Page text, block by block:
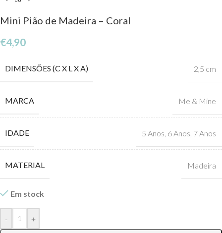
Mini Pião de Madeira – Coral
€4,90
DIMENSÕES (C X L X A) 2,5 cm
MARCA Me & Mine
IDADE 5 Anos 6 Anos 7 Anos
MATERIAL Madeira
Em stock
- +